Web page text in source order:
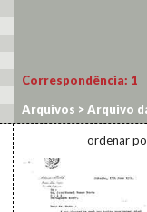
Correspondência: 1
Arquivos >Arquivo
ordenar